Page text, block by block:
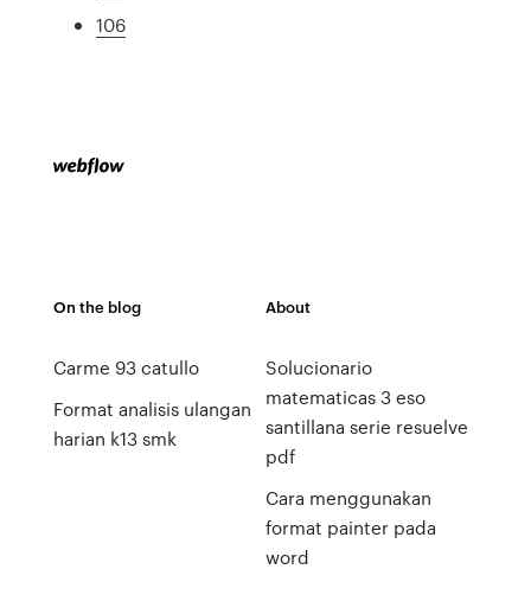
106
On the blog
Carme 93 catullo
Format analisis ulangan
harian k13 smk
About
Solucionario
matematicas 3 eso
santillana serie resuelve
pdf
Cara menggunakan
format painter pada
word